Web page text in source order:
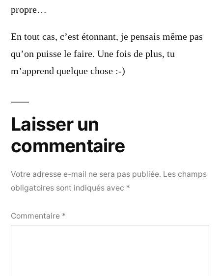
propre…
En tout cas, c’est étonnant, je pensais même pas
qu’on puisse le faire. Une fois de plus, tu
m’apprend quelque chose :-)
Laisser un
commentaire
Votre adresse e-mail ne sera pas publiée. Les champs
obligatoires sont indiqués avec *
Commentaire *